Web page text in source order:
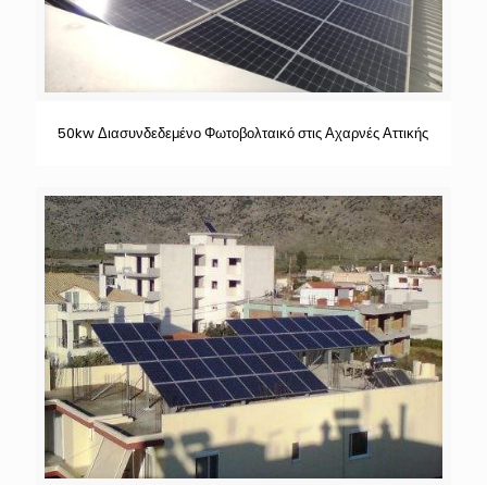
50kw Διασυνδεδεμένο Φωτοβολταικό στις Αχαρνές Αττικής